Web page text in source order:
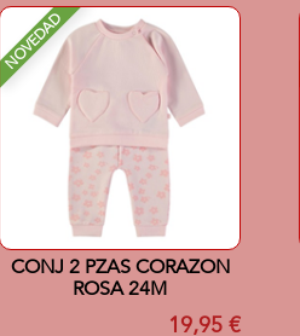
NOVEDAD
CONJ 2 PZAS CORAZON
ROSA 24M
19,95 €